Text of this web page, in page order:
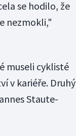
se hodilo, že
nezmokli,"
museli cyklisté
v kariéře. Druhý
Staute-